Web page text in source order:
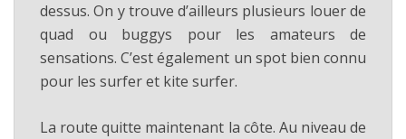
dessus. On y trouve d’ailleurs plusieurs louer de
quad ou buggys pour les amateurs de
sensations. C’est également un spot bien connu
pour les surfer et kite surfer.
La route quitte maintenant la côte. Au niveau de